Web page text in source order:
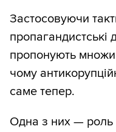
Застосовуючи
пропонують
чому
саме тепер.
Одна з них — роль